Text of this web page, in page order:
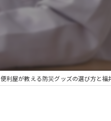
遺品整理
便利屋が教える防災グッズの選び方と福